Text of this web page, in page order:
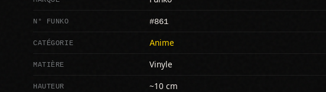
N° FUNKO #861
CATÉGORIE Anime
MATIÈRE Vinyle
HAUTEUR ~10 cm